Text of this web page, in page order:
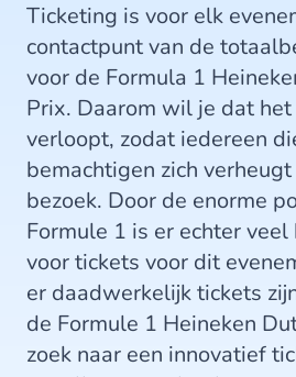
Ticketing is voor elk
contactpunt van de
voor de Formula 1
Prix. Daarom wil je dat
verloopt, zodat iedereen
bemachtigen zich
bezoek. Door de enorme
Formule 1 is er echter
voor tickets voor dit
er daadwerkelijk tickets
de Formule 1 Heineken
zoek naar een innovatief